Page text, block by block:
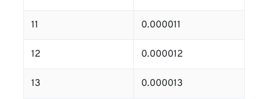
11 0.000011
12 0.000012
13 0.000013